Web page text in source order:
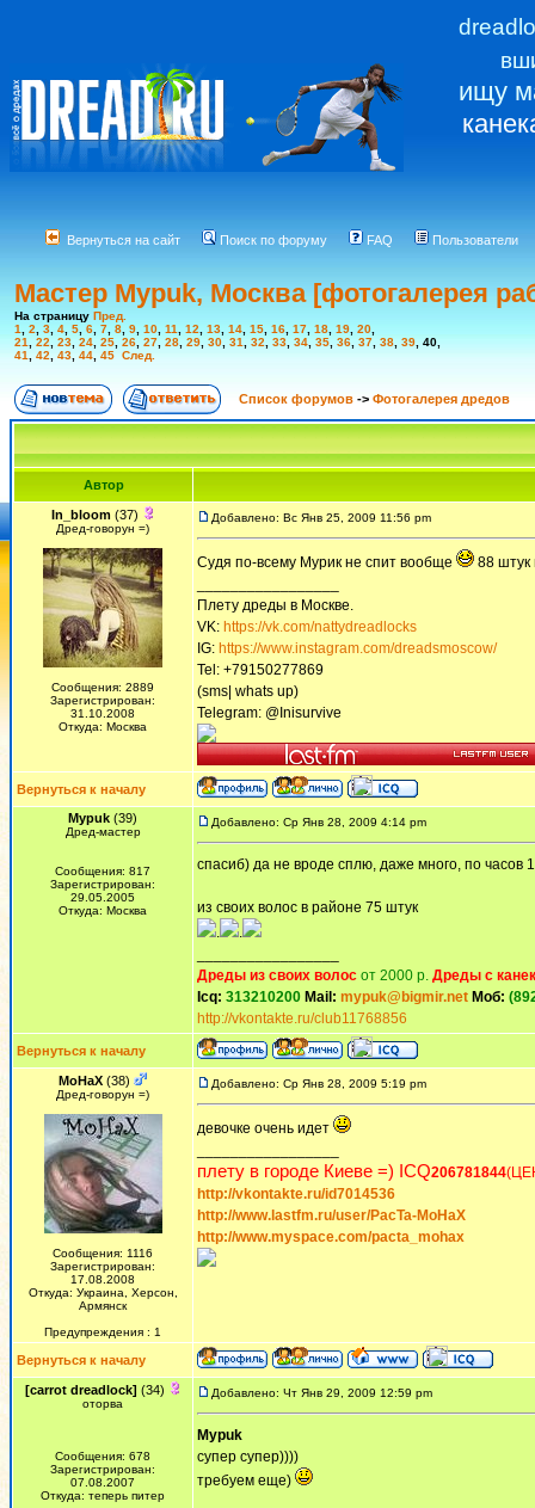
ищу
Вернуться на сайт Поиск по форуму FAQ Пользователи
Мастер Mypuk, Москва [фотогалерея
На страницу Пред.
1
2 3 4 5 6 7 8 9 10 11 12 13 14 15 16 17 18 19 20
21
22 23 24 25 26 27 28 29 30 31 32 33 34 35 36 37 38 39 40
41
42 43 44 45 След.
Список форумов -> Фотогалерея дредов
Автор
In_bloom(37)
Дред-говорун =)
Сообщения: 2889
Зарегистрирован:
31.10.2008
Откуда: Москва
Добавлено: Вс Янв 25, 2009 11:56 pm
Судя по-всему Мурик не спит вообще
88
Плету дреды в Москве.
VK: https://vk.com/nattydreadlocks
IG: https://www.instagram.com/dreadsmoscow/
Tel: +79150277869
(sms| whats up)
Telegram: @Inisurvive
Вернуться к началу
Mypuk (39)
Дред-мастер
Сообщения: 817
Зарегистрирован:
29.05.2005
Откуда: Москва
Добавлено: Ср Янв 28, 2009 4:14 pm
спасиб) да не вроде сплю, даже много, по часов
из своих волос в районе 75 штук
.
.
Дреды из своих волос от 2000 р. Дреды с
Icq: 313210200 Mail: mypuk@bigmir.net Моб:
http://vkontakte.ru/club11768856
Вернуться к началу
MoHaX (38)
Дред-говорун =)
Сообщения: 1116
Зарегистрирован:
17.08.2008
Откуда: Украина, Херсон,
Армянск
Предупреждения : 1
Добавлено: Ср Янв 28, 2009 5:19 pm
девочке очень идет
плету в городе Киеве =) ICQ206781844
http://vkontakte.ru/id7014536
http://www.lastfm.ru/user/PacTa-MoHaX
http://www.myspace.com/pacta_mohax
Вернуться к началу
[carrot dreadlock] (34)
оторва
Сообщения: 678
Зарегистрирован:
07.08.2007
Откуда: теперь питер
Добавлено: Чт Янв 29, 2009 12:59 pm
Mypuk
супер супер))))
требуем еще)